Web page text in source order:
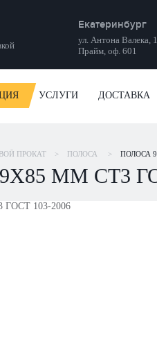
Екатеринбург
ул. Антона Валека,
Прайм, оф. 601
УСЛУГИ ДОСТАВКА
ПРОКАТ > ПОЛОСА > ПОЛОСА
ММ СТ3